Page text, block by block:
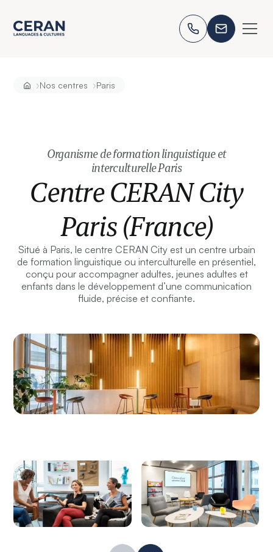
›Nos centres ›Paris
Organisme de formation linguistique et
interculturelle Paris
Centre CERAN City
Paris (France)
Situé à Paris, le centre CERAN City est un centre urbain
de formation linguistique ou interculturelle en présentiel,
conçu pour accompagner adultes, jeunes adultes et
enfants dans le développement d’une communication
fluide, précise et confiante.